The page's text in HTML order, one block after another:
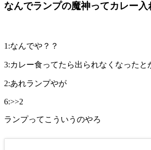
なんでランプの魔神ってカレー入
1:なんでや？？
3:カレー食ってたら出られなくなったと
2:あれランプやが
6:>>2
ランプってこういうのやろ